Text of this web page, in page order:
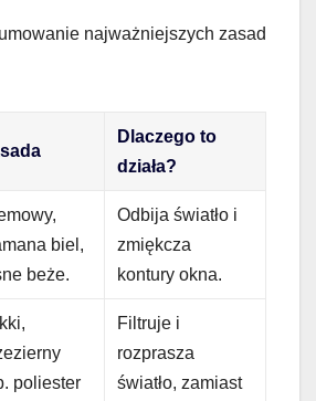
najważniejszych zasad
Dlaczego to
działa?
biel,
beże.
Odbija światło i
zmiękcza
kontury okna.
poliester
Filtruje i
rozprasza
światło, zamiast